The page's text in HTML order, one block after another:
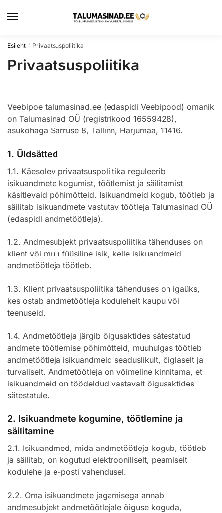
Esileht / Privaatsuspoliitika
Privaatsuspoliitika
Veebipoe talumasinad.ee (edaspidi Veebipood) omanik
on Talumasinad OÜ (registrikood 16559428),
asukohaga Sarruse 8, Tallinn, Harjumaa, 11416.
1. Üldsätted
1.1. Käesolev privaatsuspoliitika reguleerib
isikuandmete kogumist, töötlemist ja säilitamist
käsitlevaid põhimõtteid. Isikuandmeid kogub, töötleb ja
säilitab isikuandmete vastutav töötleja Talumasinad OÜ
(edaspidi andmetöötleja).
1.2. Andmesubjekt privaatsuspoliitika tähenduses on
klient või muu füüsiline isik, kelle isikuandmeid
andmetöötleja töötleb.
1.3. Klient privaatsuspoliitika tähenduses on igaüks,
kes ostab andmetöötleja kodulehelt kaupu või
teenuseid.
1.4. Andmetöötleja järgib õigusaktides sätestatud
andmete töötlemise põhimõtteid, muuhulgas töötleb
andmetöötleja isikuandmeid seaduslikult, õiglaselt ja
turvaliselt. Andmetöötleja on võimeline kinnitama, et
isikuandmeid on töödeldud vastavalt õigusaktides
sätestatule.
2. Isikuandmete kogumine, töötlemine ja
säilitamine
2.1. Isikuandmed, mida andmetöötleja kogub, töötleb
ja säilitab, on kogutud elektrooniliselt, peamiselt
kodulehe ja e-posti vahendusel.
2.2. Oma isikuandmete jagamisega annab
andmesubjekt andmetöötlejale õiguse koguda,